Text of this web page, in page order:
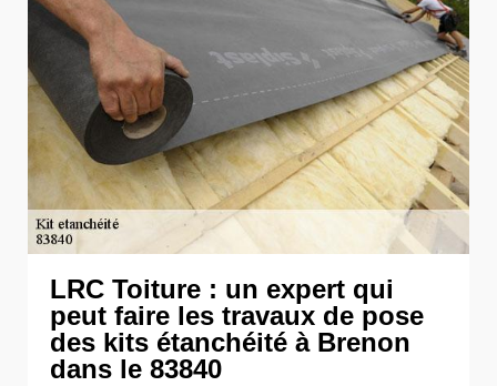
LRC Toiture : un expert qui
peut faire les travaux de pose
des kits étanchéité à Brenon
dans le 83840